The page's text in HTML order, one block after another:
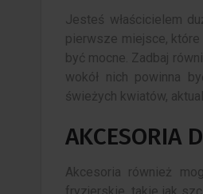
Jesteś właścicielem
pierwsze miejsce,
być mocne. Zadbaj
wokół nich powinna
świeżych kwiatów,
AKCESORIA
Akcesoria również